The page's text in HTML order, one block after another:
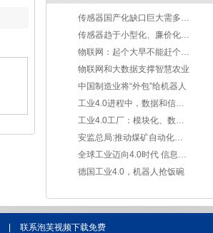
传感器国产化缺口巨大需多方面突破
传感器趋于小型化、廉价化方向发展
物联网：起个大早不能赶个晚集
物联网和大数据支撑智慧农业
中国制造业将“外包”给机器人
工业4.0进程中，数据和信息的安全如何保障
工业4.0工厂：模块化、数字化、自动化和智能化
安监总局:推动煤矿自动化智能化发展
全球工业迈向4.0时代 信息技术改变世界
德国工业4.0，机器人抢饭碗
联系泡芙视频下载免费